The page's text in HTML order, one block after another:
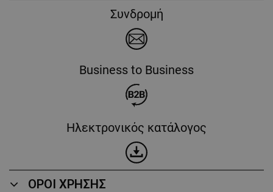
Συνδρομή
Business to Business
Ηλεκτρονικός κατάλογος
ΟΡΟΙ ΧΡΗΣΗΣ